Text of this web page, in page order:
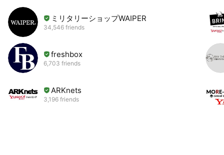
ミリタリーショップWAIPER
34,546 friends
freshbox
6,703 friends
ARKnets
3,196 friends